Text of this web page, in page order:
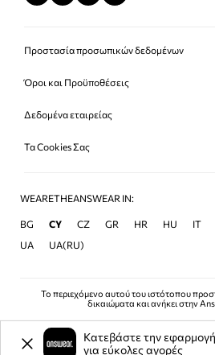
Προστασία προσωπικών δεδομένων
Όροι και Προϋποθέσεις
Δεδομένα εταιρείας
Τα Cookies Σας
WEARETHEANSWEAR IN:
BG CY CZ GR HR HU IT
UA
UA(RU)
Το περιεχόμενο αυτού του ιστότοπου
δικαιώματα και ανήκει στην
Κατεβάστε την
για εύκολες αγορές